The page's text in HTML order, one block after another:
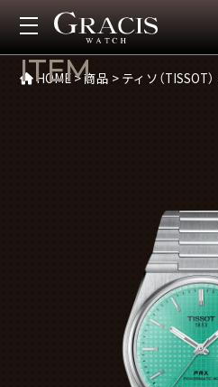
商品(その他（TISSOT）)
ITEM
HOME>商品 > ティソ（TISSOT）